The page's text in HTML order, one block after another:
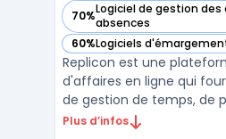
70%Logiciel de gestion des
absences
— voir Replicon dans cette
60%Logiciels
— voir Replicon dans cette
Replicon est une
d'affaires en ligne qui
de gestion de temps, de
feuilles de temps. Elle
Plus d’infos